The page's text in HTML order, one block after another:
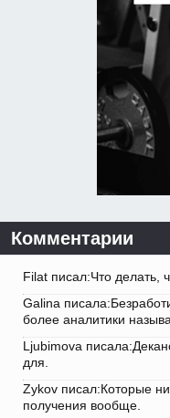
Комментарии
Filat писал:Что делать,
Galina
более аналитики
Ljubimova
для.
Zykov писал:Которые
получения вообще.